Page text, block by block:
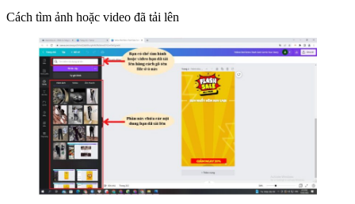
Cách tìm ảnh hoặc video đã tải lên